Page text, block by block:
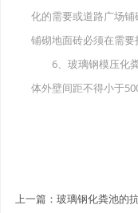
化的需要或道路广场
铺砌地面砖必须在需要
6、玻璃钢模压化粪
体外壁间距不得小于
上一篇： 玻璃钢化粪池的